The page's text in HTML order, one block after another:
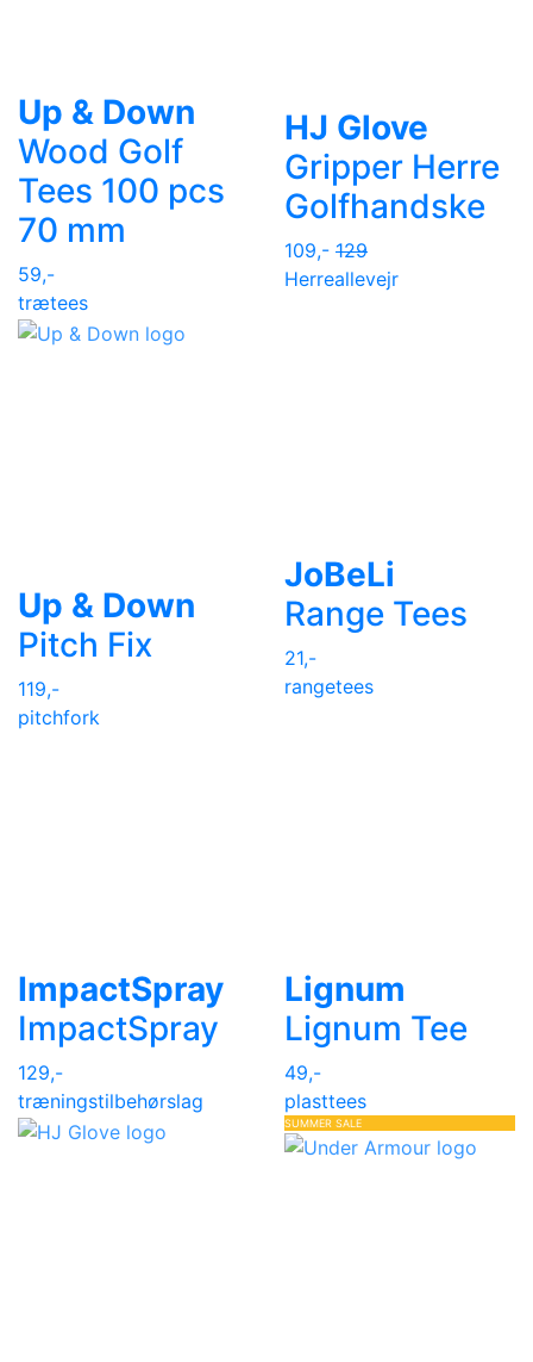
Up & Down
Wood Golf
Tees 100 pcs
70 mm
59,-
trætees
HJ Glove
Gripper Herre
Golfhandske
109,- 129
Herreallevejr
Up & Down
Pitch Fix
119,-
pitchfork
JoBeLi
Range Tees
21,-
rangetees
ImpactSpray
ImpactSpray
129,-
træningstilbehørslag
Lignum
Lignum Tee
49,-
plasttees
SUMMER SALE